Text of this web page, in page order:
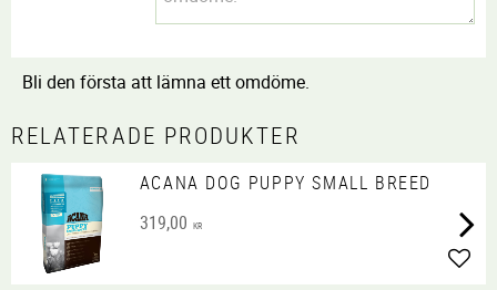
Bli den första att lämna ett omdöme.
RELATERADE PRODUKTER
ACANA DOG PUPPY SMALL BREED
319,00 KR